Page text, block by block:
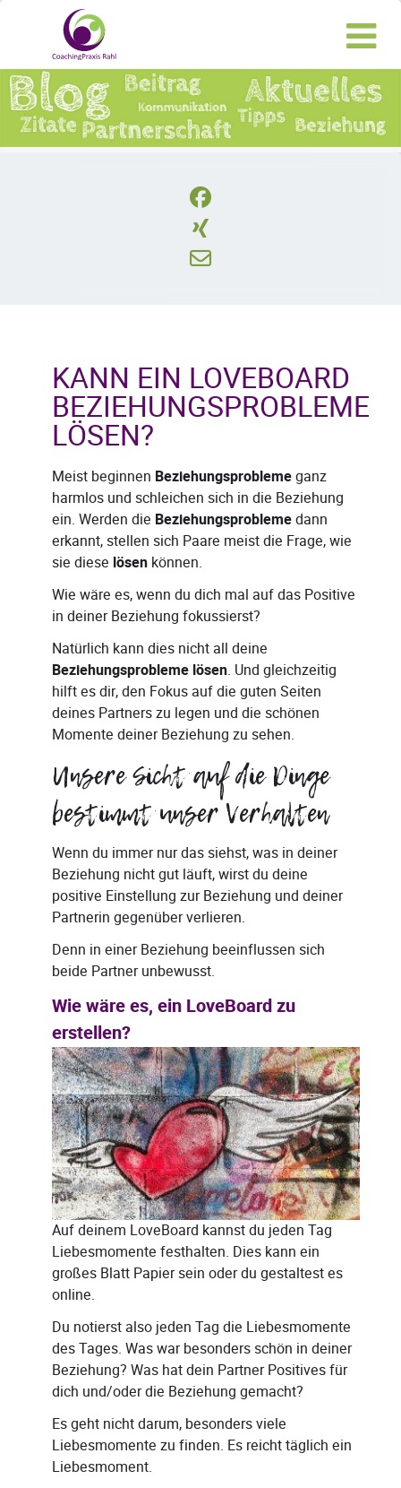
KANN EIN LOVEBOARD
BEZIEHUNGSPROBLEME
LÖSEN?
Meist beginnen Beziehungsproblemeganz
harmlos und schleichen sich in die Beziehung
ein. Werden die Beziehungsproblemedann
erkannt, stellen sich Paare meist die Frage, wie
sie diese lösen können.
Wie wäre es, wenn du dich mal auf das Positive
in deiner Beziehung fokussierst?
Natürlich kann dies nicht all deine
Beziehungsprobleme lösen. Und gleichzeitig
hilft es dir, den Fokus auf die guten Seiten
deines Partners zu legen und die schönen
Momente deiner Beziehung zu sehen.
Unsere Sicht auf die Dinge
bestimmt unser Verhalten
Wenn du immer nur das siehst, was in deiner
Beziehung nicht gut läuft, wirst du deine
positive Einstellung zur Beziehung und deiner
Partnerin gegenüber verlieren.
Denn in einer Beziehung beeinflussen sich
beide Partner unbewusst.
Wie wäre es, ein LoveBoard zu
erstellen?
Auf deinem LoveBoard kannst du jeden Tag
Liebesmomente festhalten. Dies kann ein
großes Blatt Papier sein oder du gestaltest es
online.
Du notierst also jeden Tag die Liebesmomente
des Tages. Was war besonders schön in deiner
Beziehung? Was hat dein Partner Positives für
dich und/oder die Beziehung gemacht?
Es geht nicht darum, besonders viele
Liebesmomente zu finden. Es reicht täglich ein
Liebesmoment.